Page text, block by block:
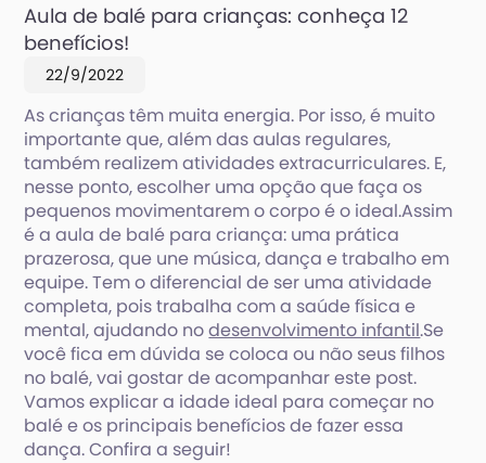
Aula de balé para crianças: conheça 12
benefícios!
22/9/2022
As crianças têm muita energia. Por isso, é muito
importante que, além das aulas regulares,
também realizem atividades extracurriculares. E,
nesse ponto, escolher uma opção que faça os
pequenos movimentarem o corpo é o ideal.Assim
é a aula de balé para criança: uma prática
prazerosa, que une música, dança e trabalho em
equipe. Tem o diferencial de ser uma atividade
completa, pois trabalha com a saúde física e
mental, ajudando nodesenvolvimento infantil.Se
você fica em dúvida se coloca ou não seus filhos
no balé, vai gostar de acompanhar este post.
Vamos explicar a idade ideal para começar no
balé e os principais benefícios de fazer essa
dança. Confira a seguir!